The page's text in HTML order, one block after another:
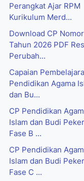
Perangkat Ajar RPM
Kurikulum Merd...
Download CP
Tahun 2026 PDF
Perubah...
Capaian
Pendidikan Agama
dan Bu...
CP Pendidikan
Islam dan Budi
Fase B ...
CP Pendidikan
Islam dan Budi
Fase C ...